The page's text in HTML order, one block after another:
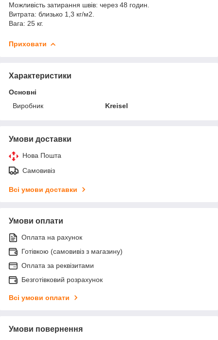
Можливість затирання швів: через 48 годин.
Витрата: близько 1,3 кг/м2.
Вага: 25 кг.
Приховати
Характеристики
Основні
Виробник
Kreisel
Умови доставки
Нова Пошта
Самовивіз
Всі умови доставки
Умови оплати
Оплата на рахунок
Готівкою (самовивіз з магазину)
Оплата за реквізитами
Безготівковий розрахунок
Всі умови оплати
Умови повернення